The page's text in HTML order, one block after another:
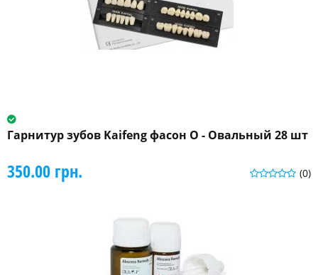
Гарнитур зубов Kaifeng фасон O - Овальный 28 шт
(0)
350.00 грн.